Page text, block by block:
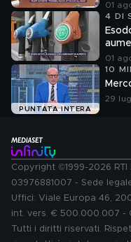
01
4 DI
01
PUNTATA INTERA
10
29
Copyright ©1999-2026 RTI
03976881007 - Sede
Uffici: Viale Europa 46,
int. vers. € 500.000.007 -
Tutti i diritti riservati.